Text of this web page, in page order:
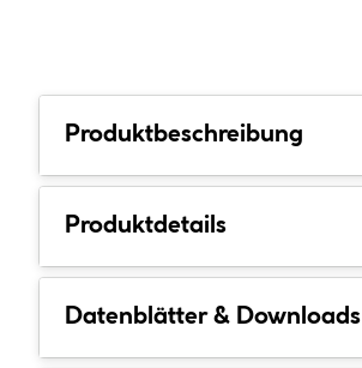
Produktbeschreibung
Produktdetails
Datenblätter & Downloads